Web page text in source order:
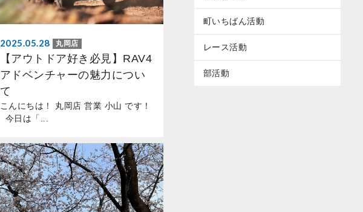
2025.05.28 丸岡店
【アウトドア好き必見】RAV4
アドベンチャーの魅力につい
て
こんにちは！ 丸岡店 営業 小山 です！
今日は「...
町いちばん活動
レース活動
部活動